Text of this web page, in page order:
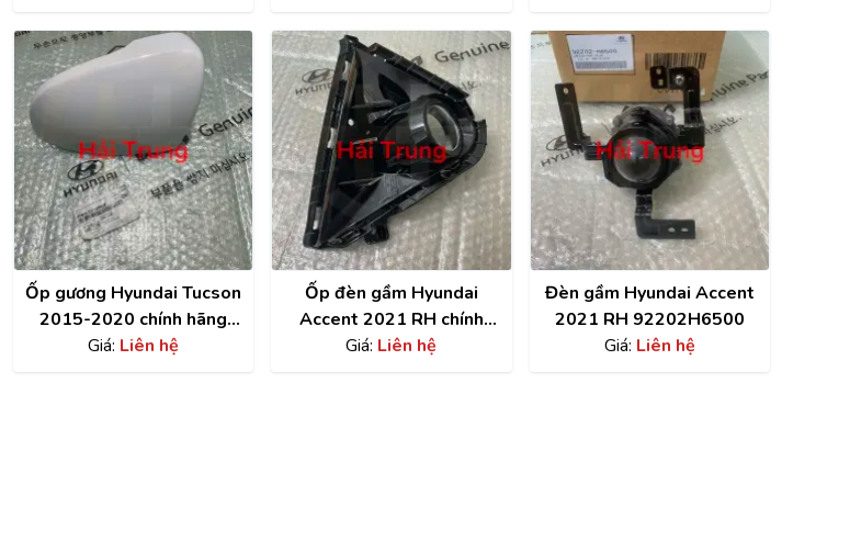
Ốp gương Hyundai Tucson
2015-2020 chính hãng
87616D3100PKW
Giá: Liên hệ
Ốp đèn gầm Hyundai
Accent 2021 RH chính
hãng 86562H6520
Giá: Liên hệ
Đèn gầm Hyundai Accent
2021 RH 92202H6500
Giá: Liên hệ